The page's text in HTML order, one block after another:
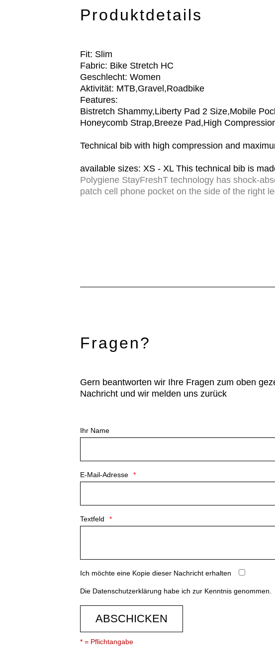
Produktdetails
Fit: Slim
Fabric: Bike Stretch HC
Geschlecht: Women
Aktivität: MTB,Gravel,Roadbike
Features:
Bistretch Shammy,Liberty Pad 2 Size,Mobile
Honeycomb Strap,Breeze Pad,High
Technical bib with high compression and
available sizes: XS - XL This technical bib is
Polygiene StayFreshT technology has shock-
patch cell phone pocket on the side of the right
Fragen?
Gern beantworten wir Ihre Fragen zum oben
Nachricht und wir melden uns zurück
Ihr Name
E-Mail-Adresse
Textfeld
Ich möchte eine Kopie dieser Nachricht erhalten
Die Datenschutzerklärung habe ich zur Kenntnis genommen.
ABSCHICKEN
* = Pflichtangabe